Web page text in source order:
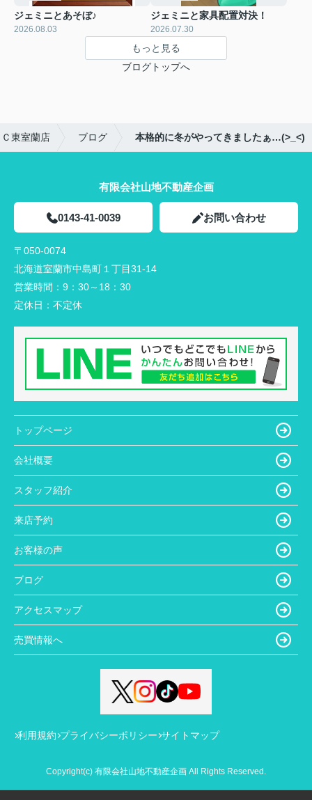
ジェミニとあそぼ♪
2026.08.03
ジェミニと家具配置対決！
2026.07.30
もっと見る
ブログトップへ
東室蘭店 ブログ 本格的に冬がやってきましたぁ…(>_<)
有限会社山地不動産企画
0143-41-0039 お問い合わせ
〒050-0074
北海道室蘭市中島町１丁目31-14
営業時間： 9：30～18：30
定休日： 不定休
トップページ
会社概要
スタッフ紹介
来店予約
お客様の声
ブログ
アクセスマップ
売買情報へ
利用規約 プライバシーポリシー サイトマップ
Copyright(c) 有限会社山地不動産企画 All Rights Reserved.